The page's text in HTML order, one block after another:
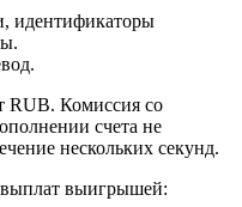
идентификаторы
RUB. Комиссия со
счета не
нескольких секунд.
выигрышей: